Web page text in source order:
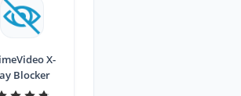
X-
Blocker